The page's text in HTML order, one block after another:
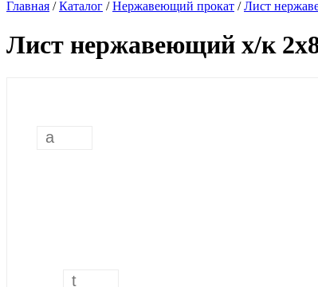
Главная /Каталог /Нержавеющий прокат /Лист
Лист нержавеющий х/к